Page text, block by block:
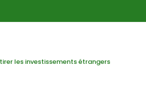
les investissements étrangers